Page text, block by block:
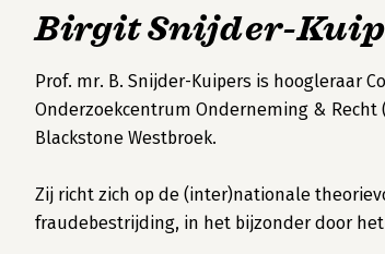
Birgit Snijder-
Prof. mr. B. Snijder-Kuipers is hoogleraar
Onderzoekcentrum Onderneming & Recht
Blackstone Westbroek.
Zij richt zich op de (inter)nationale
fraudebestrijding, in het bijzonder door